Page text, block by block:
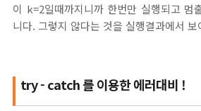
이 k=2일때까지니까 한번만 실행되고 멈
니다. 그렇지 않다는 것을 실행결과에서
try - catch 를 이용한 에러대비 !